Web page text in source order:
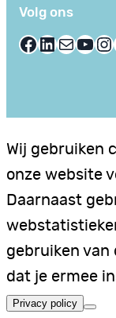
Volg ons
Facebook LinkedIn E-mail YouTube Instagram
Wij gebruiken
onze website
Daarnaast
gebruiken van
dat je ermee
Privacy policy